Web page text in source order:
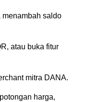
saldo
atau buka fitur
mitra DANA.
harga,